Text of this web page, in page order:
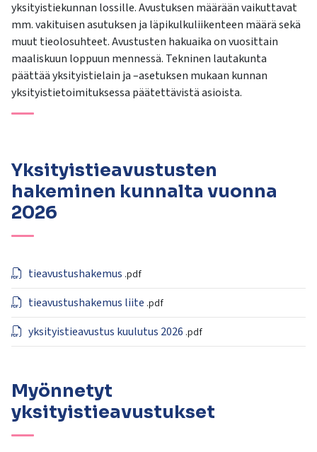
kosketus-
ja
pyyhkäisyliikkeitä.
yksityistiekunnan lossille. Avustuksen määrään vaikuttavat
mm. vakituisen asutuksen ja läpikulkuliikenteen määrä sekä
muut tieolosuhteet. Avustusten hakuaika on vuosittain
maaliskuun loppuun mennessä. Tekninen lautakunta
päättää yksityistielain ja –asetuksen mukaan kunnan
yksityistietoimituksessa päätettävistä asioista.
Yksityistieavustusten
hakeminen kunnalta vuonna
2026
tieavustushakemus .pdf
tieavustushakemus liite .pdf
yksityistieavustus kuulutus 2026 .pdf
Myönnetyt
yksityistieavustukset